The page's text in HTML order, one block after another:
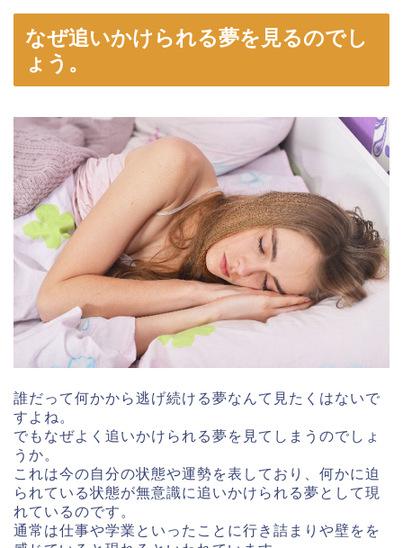
なぜ追いかけられる夢を見るのでし
ょう。
誰だって何かから逃げ続ける夢なんて見たくはないで
すよね。
でもなぜよく追いかけられる夢を見てしまうのでしょ
うか。
これは今の自分の状態や運勢を表しており、何かに迫
られている状態が無意識に追いかけられる夢として現
れているのです。
通常は仕事や学業といったことに行き詰まりや壁をを